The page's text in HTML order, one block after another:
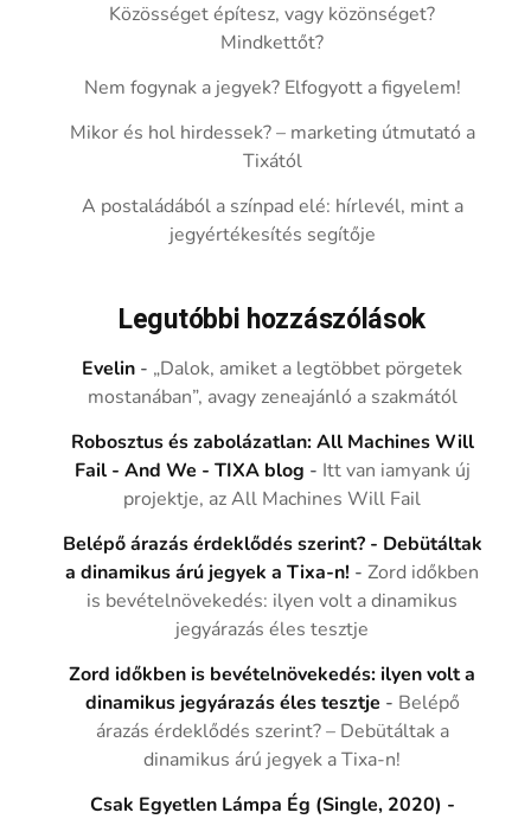
Közösséget építesz, vagy közönséget?
Mindkettőt?
Nem fogynak a jegyek? Elfogyott a figyelem!
Mikor és hol hirdessek? – marketing útmutató a
Tixától
A postaládából a színpad elé: hírlevél, mint a
jegyértékesítés segítője
Legutóbbi hozzászólások
Evelin - „Dalok, amiket a legtöbbet pörgetek
mostanában”, avagy zeneajánló a szakmától
Robosztus és zabolázatlan: All Machines Will
Fail - And We - TIXA blog - Itt van iamyank új
projektje, az All Machines Will Fail
Belépő árazás érdeklődés szerint? - Debütáltak
a dinamikus árú jegyek a Tixa-n! -Zord időkben
is bevételnövekedés: ilyen volt a dinamikus
jegyárazás éles tesztje
Zord időkben is bevételnövekedés: ilyen volt a
dinamikus jegyárazás éles tesztje - Belépő
árazás érdeklődés szerint? – Debütáltak a
dinamikus árú jegyek a Tixa-n!
Csak Egyetlen Lámpa Ég (Single, 2020) -